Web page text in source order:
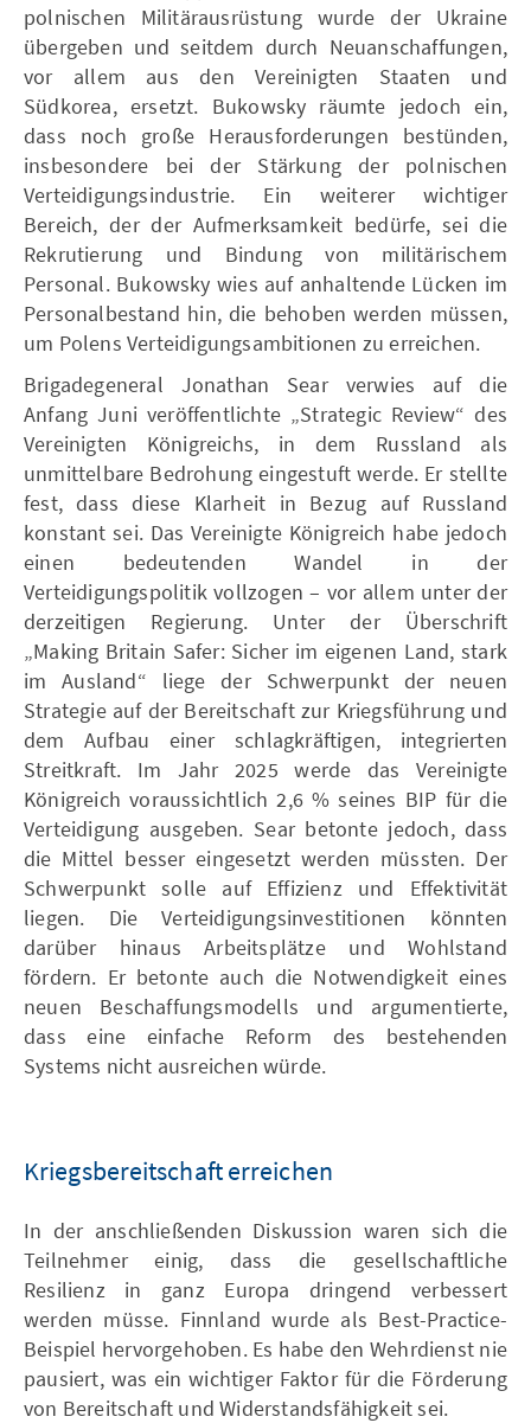
polnischen Militärausrüstung wurde der Ukraine
übergeben und seitdem durch Neuanschaffungen,
vor allem aus den Vereinigten Staaten und
Südkorea, ersetzt. Bukowsky räumte jedoch ein,
dass noch große Herausforderungen bestünden,
insbesondere bei der Stärkung der polnischen
Verteidigungsindustrie. Ein weiterer wichtiger
Bereich, der der Aufmerksamkeit bedürfe, sei die
Rekrutierung und Bindung von militärischem
Personal. Bukowsky wies auf anhaltende Lücken im
Personalbestand hin, die behoben werden müssen,
um Polens Verteidigungsambitionen zu erreichen.
Brigadegeneral Jonathan Sear verwies auf die
Anfang Juni veröffentlichte „Strategic Review“ des
Vereinigten Königreichs, in dem Russland als
unmittelbare Bedrohung eingestuft werde. Er stellte
fest, dass diese Klarheit in Bezug auf Russland
konstant sei. Das Vereinigte Königreich habe jedoch
einen bedeutenden Wandel in der
Verteidigungspolitik vollzogen – vor allem unter der
derzeitigen Regierung. Unter der Überschrift
„Making Britain Safer: Sicher im eigenen Land, stark
im Ausland“ liege der Schwerpunkt der neuen
Strategie auf der Bereitschaft zur Kriegsführung und
dem Aufbau einer schlagkräftigen, integrierten
Streitkraft. Im Jahr 2025 werde das Vereinigte
Königreich voraussichtlich 2,6 % seines BIP für die
Verteidigung ausgeben. Sear betonte jedoch, dass
die Mittel besser eingesetzt werden müssten. Der
Schwerpunkt solle auf Effizienz und Effektivität
liegen. Die Verteidigungsinvestitionen könnten
darüber hinaus Arbeitsplätze und Wohlstand
fördern. Er betonte auch die Notwendigkeit eines
neuen Beschaffungsmodells und argumentierte,
dass eine einfache Reform des bestehenden
Systems nicht ausreichen würde.
Kriegsbereitschaft erreichen
In der anschließenden Diskussion waren sich die
Teilnehmer einig, dass die gesellschaftliche
Resilienz in ganz Europa dringend verbessert
werden müsse. Finnland wurde als Best-Practice-
Beispiel hervorgehoben. Es habe den Wehrdienst nie
pausiert, was ein wichtiger Faktor für die Förderung
von Bereitschaft und Widerstandsfähigkeit sei.